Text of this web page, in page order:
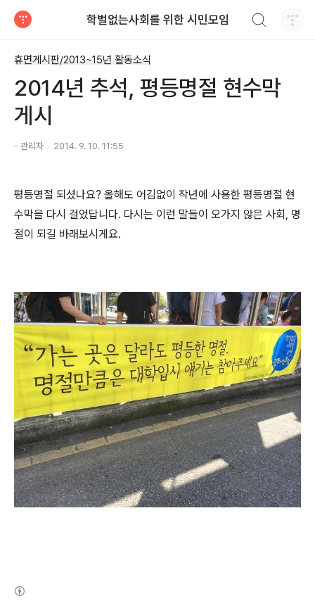
학벌없는사회를 위한 시민모임
휴면게시판/2013~15년 활동소식
2014년 추석, 평등명절 현수막
게시
- 관리자 2014. 9. 10. 11:55
평등명절 되셨나요? 올해도 어김없이 작년에 사용한 평등명절 현
수막을 다시 걸었답니다. 다시는 이런 말들이 오가지 않은 사회, 명
절이 되길 바래보시게요.